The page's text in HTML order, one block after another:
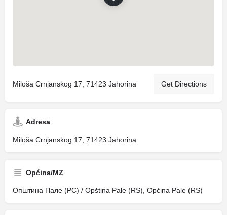
Miloša Crnjanskog 17, 71423 Jahorina Get Directions
Adresa
Miloša Crnjanskog 17, 71423 Jahorina
Općina/MZ
Општина Пале (РС) / Opština Pale (RS), Općina Pale (RS)